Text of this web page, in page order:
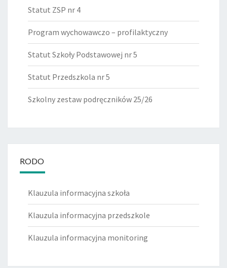
Statut ZSP nr 4
Program wychowawczo – profilaktyczny
Statut Szkoły Podstawowej nr 5
Statut Przedszkola nr 5
Szkolny zestaw podręczników 25/26
RODO
Klauzula informacyjna szkoła
Klauzula informacyjna przedszkole
Klauzula informacyjna monitoring